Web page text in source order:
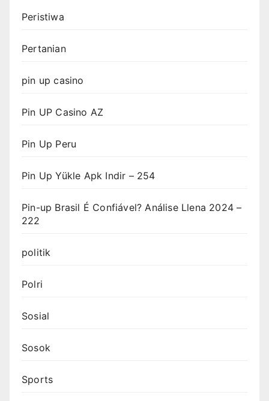
Peristiwa
Pertanian
pin up casino
Pin UP Casino AZ
Pin Up Peru
Pin Up Yükle Apk Indir – 254
Pin-up Brasil É Confiável? Análise Llena 2024 –
222
politik
Polri
Sosial
Sosok
Sports